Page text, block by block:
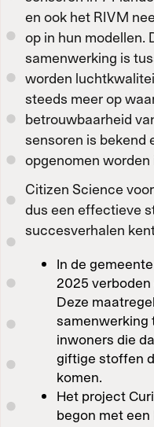
en ook het RIVM
op in hun modellen.
samenwerking is
worden
steeds meer op
betrouwbaarheid
sensoren is bekend
opgenomen
Citizen Science
dus een effectieve
succesverhalen
In de
2025
Deze
samenwerking
inwoners die
giftige stoffen
komen.
Het project
begon met